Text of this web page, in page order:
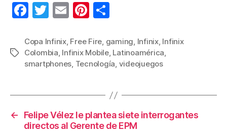
F
c
e
o
o
k
T
tt
er
E
ail
Pi
er
e
m
p
tir
Etiquetas
Copa Infinix, Free Fire, gaming, Infinix, Infinix
Colombia, Infinix Mobile, Latinoamérica,
smartphones, Tecnología, videojuegos
←
Felipe Vélez le plantea siete interrogantes
directos al Gerente de EPM